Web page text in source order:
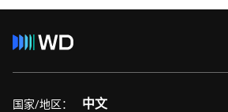
国家/地区： 中文